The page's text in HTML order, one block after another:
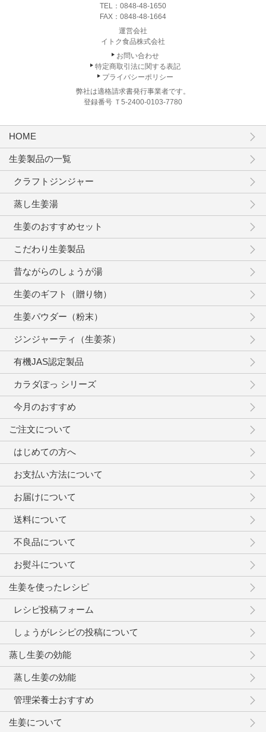
TEL： 0848-48-1650
FAX：0848-48-1664
運営会社
イトク食品株式会社
お問い合わせ
特定商取引法に関する表記
プライバシーポリシー
弊社は適格請求書発行事業者です。
登録番号 Ｔ5-2400-0103-7780
HOME
生姜製品の一覧
クラフトジンジャー
蒸し生姜湯
生姜のおすすめセット
こだわり生姜製品
昔ながらのしょうが湯
生姜のギフト（贈り物）
生姜パウダー（粉末）
ジンジャーティ（生姜茶）
有機JAS認定製品
カラダぽっ シリーズ
今月のおすすめ
ご注文について
はじめての方へ
お支払い方法について
お届けについて
送料について
不良品について
お熨斗について
生姜を使ったレシピ
レシピ投稿フォーム
しょうがレシピの投稿について
蒸し生姜の効能
蒸し生姜の効能
管理栄養士おすすめ
生姜について